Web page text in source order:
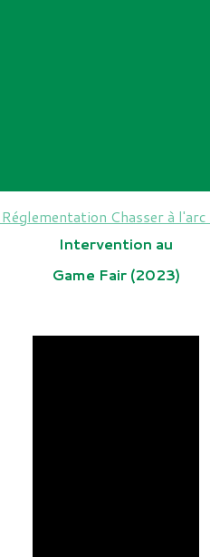
Réglementation Chasser à l'arc
Intervention au
Game Fair (2023)